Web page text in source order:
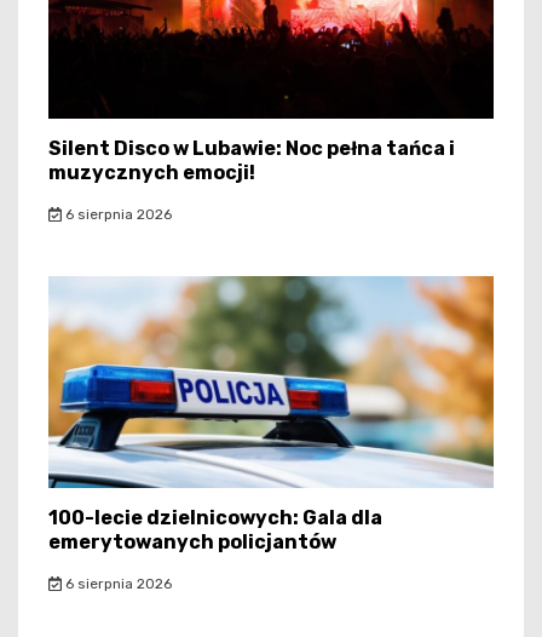
Silent Disco w Lubawie: Noc pełna tańca i
muzycznych emocji!
6 sierpnia 2026
100-lecie dzielnicowych: Gala dla
emerytowanych policjantów
6 sierpnia 2026